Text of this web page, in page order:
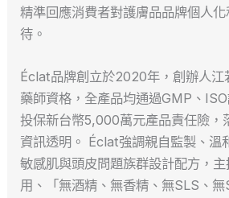
精準回應消費者對護膚品品牌個人
待。
Éclat品牌創立於2020年，創辦人江
藥師資格，全產品均通過GMP、
投保新台幣5,000萬元產品責任險，
資訊透明。 Éclat強調親自監製、溫
敏感肌與頭皮問題族群設計配方，
用、「無酒精、無香精、無SLS、無